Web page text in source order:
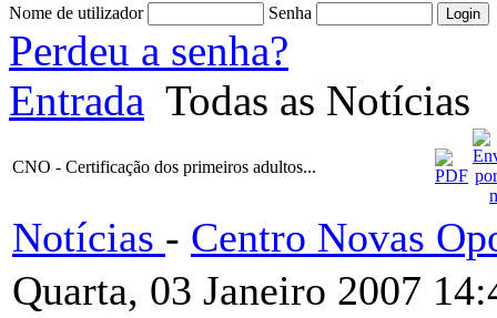
Nome de utilizador Senha
Perdeu a senha?
Entrada Todas as Notícias
CNO - Certificação dos primeiros adultos...
Notícias - Centro Novas
Quarta, 03 Janeiro 2007